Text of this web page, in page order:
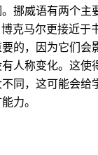
挪威语有两个
克马尔更接近于
的，因为它们会
人称变化。这使
同，这可能会
力。